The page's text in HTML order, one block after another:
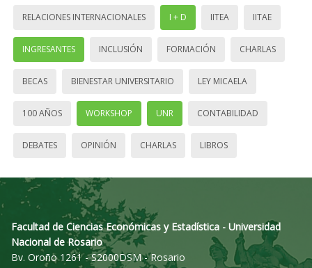
RELACIONES INTERNACIONALES I + D IITEA IITAE
INGRESANTES INCLUSIÓN FORMACIÓN CHARLAS
BECAS BIENESTAR UNIVERSITARIO LEY MICAELA
100 AÑOS WORKSHOP UNR CONTABILIDAD
DEBATES OPINIÓN CHARLAS LIBROS
Facultad de Ciencias Económicas y Estadística - Universidad
Nacional de Rosario
Bv. Oroño 1261 - S2000DSM - Rosario